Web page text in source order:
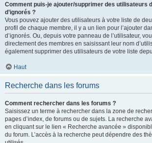
Comment puis-je ajouter/supprimer des utilisateurs
d’ignorés ?
Vous pouvez ajouter des utilisateurs à votre liste de
profil de chaque membre, il y a un lien pour l’ajouter
d’ignorés. Ou, depuis votre panneau de l’utilisateur,
directement des membres en saisissant leur nom
également supprimer des utilisateurs de votre liste
Haut
Recherche dans les forums
Comment rechercher dans les forums ?
Saisissez un terme à rechercher dans la zone de
pages d’index, de forums ou de sujets. La recherche
en cliquant sur le lien « Recherche avancée »
du forum. L’accès à la recherche peut dépendre des